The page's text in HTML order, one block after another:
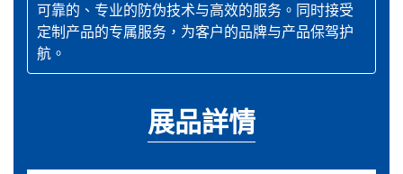
可靠的、专业的防伪技术与高效的服务。同时接受
定制产品的专属服务，为客户的品牌与产品保驾护
航。
展品詳情